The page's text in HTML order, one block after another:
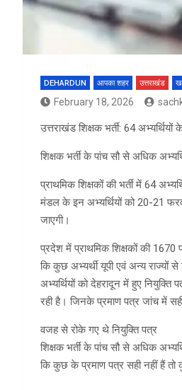
DEHARDUN आपका शहर उत्तराखंड
February 18, 2026
उत्तराखंड शिक्षक भर्ती: 64
शिक्षक भर्ती के पांच सौ से अधिक
प्राथमिक शिक्षकों की भर्ती में 64
मंडल के इन अभ्यर्थियों को 20-21
जाएगी।
प्रदेश में प्राथमिक शिक्षकों की 1670
कि कुछ अभ्यर्थी यूपी एवं अन्य राज्यों
अभ्यर्थियों को देहरादून में हुए
रही है। जिनके प्रमाण पत्र जांच में
वजह से रोके गए थे नियुक्ति पत्र
शिक्षक भर्ती के पांच सौ से अधिक
कि कुछ के प्रमाण पत्र सही नहीं हैं